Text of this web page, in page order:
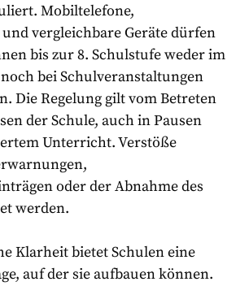
Mobiltelefone,
vergleichbare Geräte dürfen
bis zur 8. Schulstufe weder im
bei Schulveranstaltungen
Die Regelung gilt vom Betreten
der Schule, auch in Pausen
Unterricht. Verstöße
oder der Abnahme des
werden.
Klarheit bietet Schulen eine
auf der sie aufbauen können.